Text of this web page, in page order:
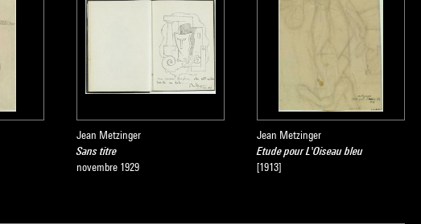
Jean Metzinger
Sans titre
novembre 1929
Jean Metzinger
Etude pour L'Oiseau bleu
[1913]